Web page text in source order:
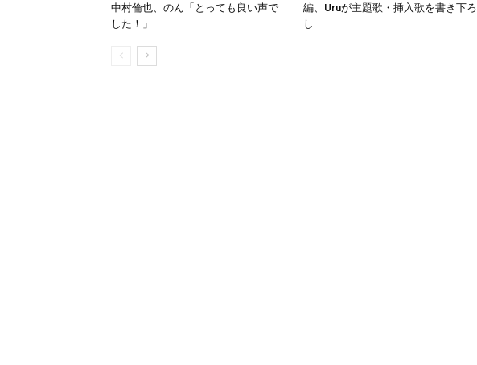
中村倫也、のん「とっても良い声で
した！」
編、Uruが主題歌・挿入歌を書き下ろ
し